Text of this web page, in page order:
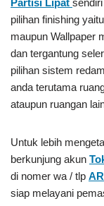
Partisi Lipat
pilihan finishing
maupun Wallpaper
dan tergantung
pilihan sistem
anda terutama
ataupun ruangan
Untuk lebih
berkunjung akun
di nomer wa / tlp
siap melayani